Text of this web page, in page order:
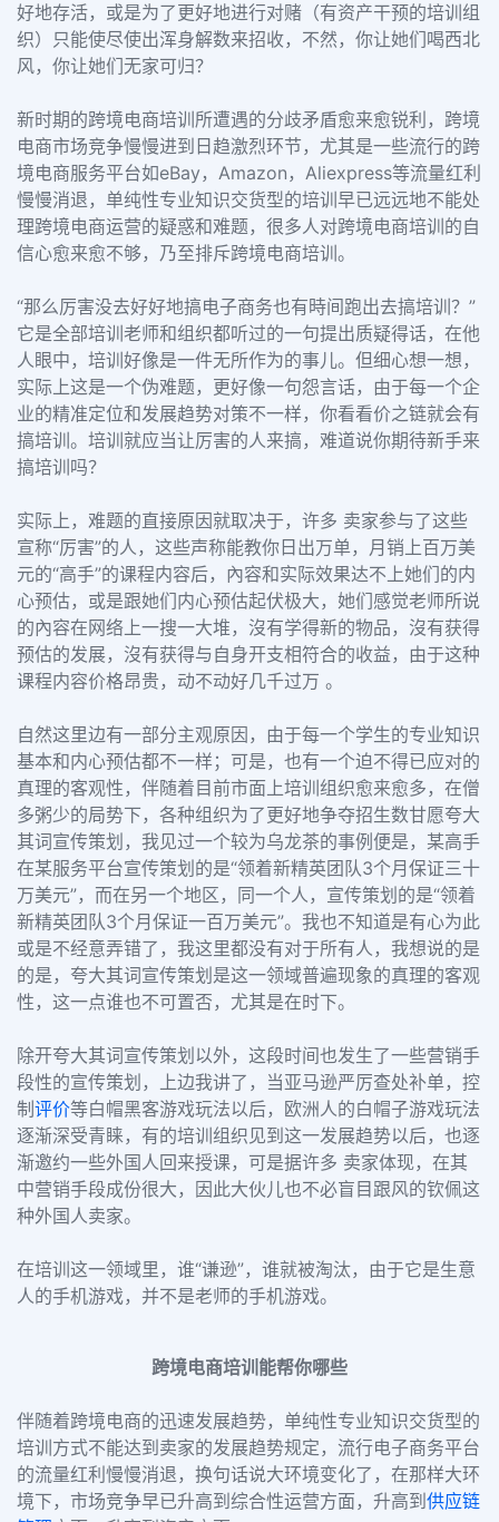
好地存活，或是为了更好地进行对赌（有资产干预的培训组
织）只能使尽使出浑身解数来招收，不然，你让她们喝西北
风，你让她们无家可归？
新时期的跨境电商培训所遭遇的分歧矛盾愈来愈锐利，跨境
电商市场竞争慢慢进到日趋激烈环节，尤其是一些流行的跨
境电商服务平台如eBay，Amazon，Aliexpress等流量红利
慢慢消退，单纯性专业知识交货型的培训早已远远地不能处
理跨境电商运营的疑惑和难题，很多人对跨境电商培训的自
信心愈来愈不够，乃至排斥跨境电商培训。
“那么厉害没去好好地搞电子商务也有時间跑出去搞培训？”
它是全部培训老师和组织都听过的一句提出质疑得话，在他
人眼中，培训好像是一件无所作为的事儿。但细心想一想，
实际上这是一个伪难题，更好像一句怨言话，由于每一个企
业的精准定位和发展趋势对策不一样，你看看价之链就会有
搞培训。培训就应当让厉害的人来搞，难道说你期待新手来
搞培训吗？
实际上，难题的直接原因就取决于，许多 卖家参与了这些
宣称“厉害”的人，这些声称能教你日出万单，月销上百万美
元的“高手”的课程内容后，內容和实际效果达不上她们的内
心预估，或是跟她们内心预估起伏极大，她们感觉老师所说
的內容在网络上一搜一大堆，沒有学得新的物品，沒有获得
预估的发展，沒有获得与自身开支相符合的收益，由于这种
课程内容价格昂贵，动不动好几千过万 。
自然这里边有一部分主观原因，由于每一个学生的专业知识
基本和内心预估都不一样；可是，也有一个迫不得已应对的
真理的客观性，伴随着目前市面上培训组织愈来愈多，在僧
多粥少的局势下，各种组织为了更好地争夺招生数甘愿夸大
其词宣传策划，我见过一个较为乌龙茶的事例便是，某高手
在某服务平台宣传策划的是“领着新精英团队3个月保证三十
万美元”，而在另一个地区，同一个人，宣传策划的是“领着
新精英团队3个月保证一百万美元”。我也不知道是有心为此
或是不经意弄错了，我这里都没有对于所有人，我想说的是
的是，夸大其词宣传策划是这一领域普遍现象的真理的客观
性，这一点谁也不可置否，尤其是在时下。
除开夸大其词宣传策划以外，这段时间也发生了一些营销手
段性的宣传策划，上边我讲了，当亚马逊严厉查处补单，控
制 评价等白帽黑客游戏玩法以后，欧洲人的白帽子游戏玩法
逐渐深受青睐，有的培训组织见到这一发展趋势以后，也逐
渐邀约一些外国人回来授课，可是据许多 卖家体现，在其
中营销手段成份很大，因此大伙儿也不必盲目跟风的钦佩这
种外国人卖家。
在培训这一领域里，谁“谦逊”，谁就被淘汰，由于它是生意
人的手机游戏，并不是老师的手机游戏。
跨境电商培训能帮你哪些
伴随着跨境电商的迅速发展趋势，单纯性专业知识交货型的
培训方式不能达到卖家的发展趋势规定，流行电子商务平台
的流量红利慢慢消退，换句话说大环境变化了，在那样大环
境下，市场竞争早已升高到综合性运营方面，升高到 供应链